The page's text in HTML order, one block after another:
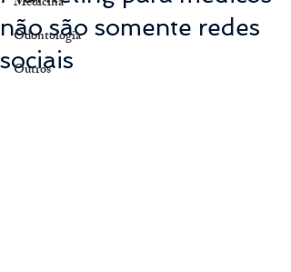
Odontologia
Outros
não são somente redes
sociais